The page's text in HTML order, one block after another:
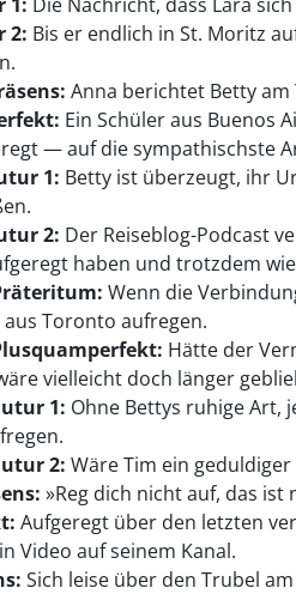
2: Bis er endlich in St. Moritz
Anna berichtet Betty
Ein Schüler aus Buenos
— auf die sympathischste
1: Betty ist überzeugt, ihr
2: Der Reiseblog-Podcast
haben und trotzdem
Wenn die
Toronto aufregen.
Hätte der
vielleicht doch länger
1: Ohne Bettys ruhige Art,
2: Wäre Tim ein
»Reg dich nicht auf, das
Aufgeregt über den letzten
Video auf seinem Kanal.
Sich leise über den Trubel